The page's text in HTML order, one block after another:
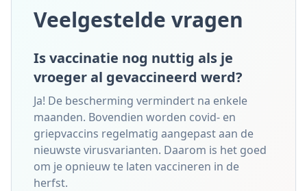
Veelgestelde vragen
Is vaccinatie nog nuttig als je
vroeger al gevaccineerd werd?
Ja! De bescherming vermindert na enkele
maanden. Bovendien worden covid- en
griepvaccins regelmatig aangepast aan de
nieuwste virusvarianten. Daarom is het goed
om je opnieuw te laten vaccineren in de
herfst.